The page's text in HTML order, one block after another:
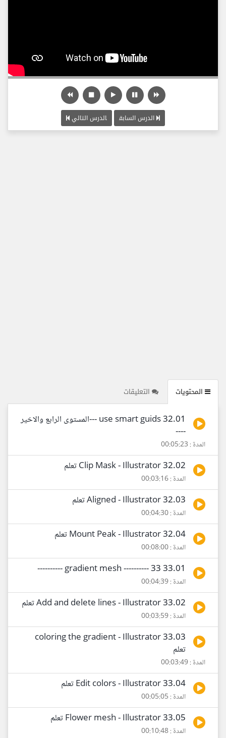
الدرس السابق الدرس التالي
المحتويات التعليقات
32.01 use smart guids ---المستوى الرابع والاخير
----
المدة : 00:05:23
32.02 Clip Mask - Illustrator تعلم
المدة : 00:03:16
32.03 Aligned - Illustrator تعلم
المدة : 00:04:30
32.04 Mount Peak - Illustrator تعلم
المدة : 00:08:00
33.01 gradient mesh ---------- 33 ----------
المدة : 00:04:39
33.02 Add and delete lines - Illustrator تعلم
المدة : 00:03:59
33.03 coloring the gradient - Illustrator
تعلم
المدة : 00:03:49
33.04 Edit colors - Illustrator تعلم
المدة : 00:05:05
33.05 Flower mesh - Illustrator تعلم
المدة : 00:10:48